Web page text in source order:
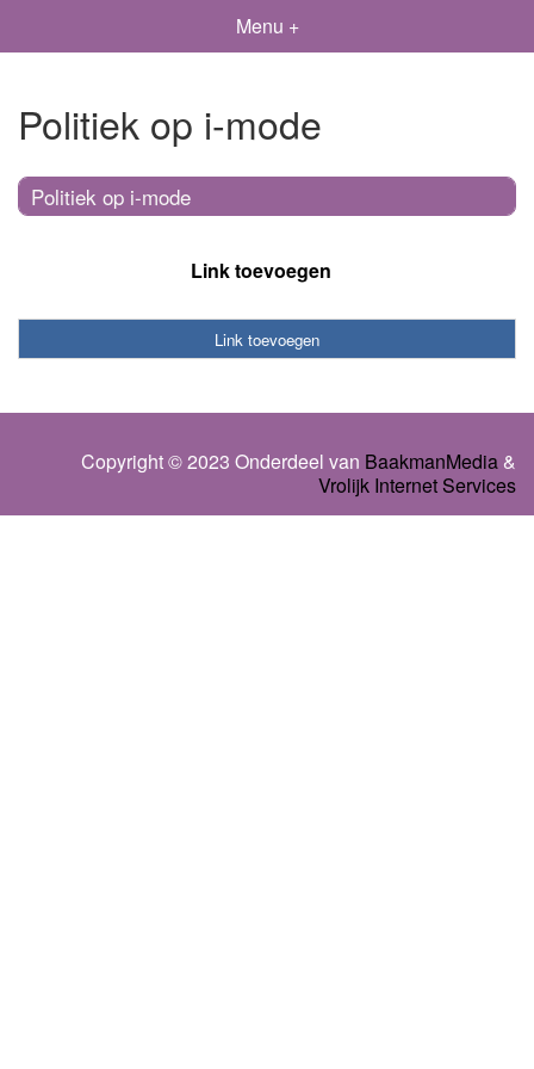
Menu +
Politiek op i-mode
Politiek op i-mode
Link toevoegen
Link toevoegen
Copyright © 2023 Onderdeel van BaakmanMedia &
Vrolijk Internet Services